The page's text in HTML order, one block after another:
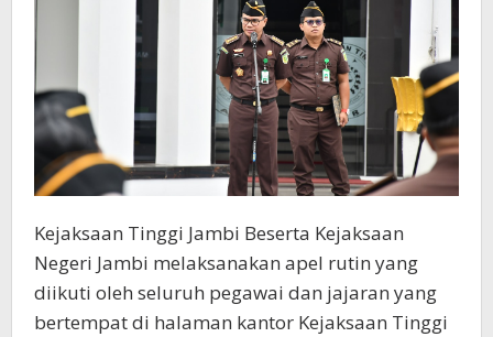
Kejaksaan Tinggi Jambi Beserta Kejaksaan
Negeri Jambi melaksanakan apel rutin yang
diikuti oleh seluruh pegawai dan jajaran yang
bertempat di halaman kantor Kejaksaan Tinggi